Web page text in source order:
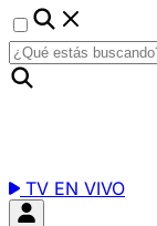
TV EN VIVO